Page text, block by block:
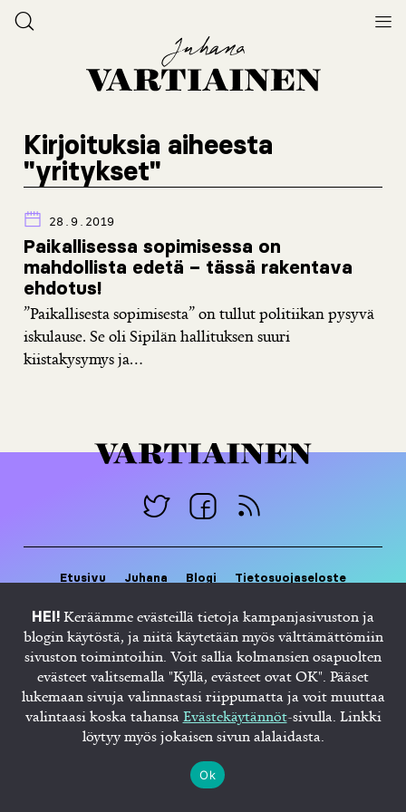
Kirjoituksia aiheesta
"yritykset"
28.9.2019
Paikallisessa sopimisessa on
mahdollista edetä – tässä rakentava
ehdotus!
”Paikallisesta sopimisesta” on tullut politiikan pysyvä
iskulause. Se oli Sipilän hallituksen suuri
kiistakysymys ja...
Etusivu Juhana Blogi Tietosuojaseloste
HEI! Keräämme evästeillä tietoja kampanjasivuston ja
blogin käytöstä, ja niitä käytetään myös välttämättömiin
sivuston toimintoihin. Voit sallia kolmansien osapuolten
evästeet valitsemalla "Kyllä, evästeet ovat OK". Pääset
lukemaan sivuja valinnastasi riippumatta ja voit muuttaa
valintaasi koska tahansaEvästekäytännöt-sivulla. Linkki
löytyy myös jokaisen sivun alalaidasta.
Ok